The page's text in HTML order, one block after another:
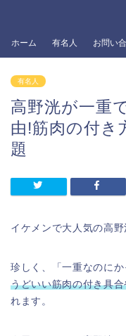
ホーム 有名人 お問い
有名人
高野洸が一重
由!筋肉の付き
題
イケメンで大人気の高野
珍しく、「一重なのに
うどいい筋肉の付き具
れます。